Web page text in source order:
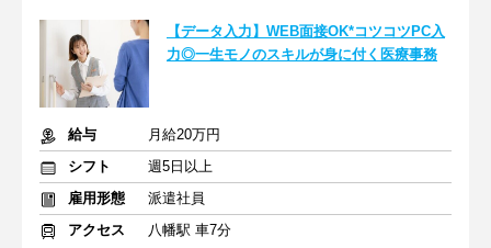
【データ入力】WEB面接OK*コツコツPC入
力◎一生モノのスキルが身に付く医療事務
給与
月給20万円
シフト
週5日以上
雇用形態
派遣社員
アクセス
八幡駅 車7分